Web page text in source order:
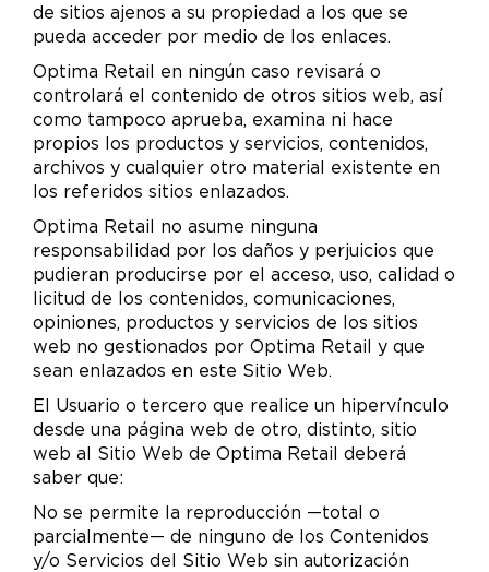
de sitios ajenos a su propiedad a los que se
pueda acceder por medio de los enlaces.
Optima Retail en ningún caso revisará o
controlará el contenido de otros sitios web, así
como tampoco aprueba, examina ni hace
propios los productos y servicios, contenidos,
archivos y cualquier otro material existente en
los referidos sitios enlazados.
Optima Retail no asume ninguna
responsabilidad por los daños y perjuicios que
pudieran producirse por el acceso, uso, calidad o
licitud de los contenidos, comunicaciones,
opiniones, productos y servicios de los sitios
web no gestionados por Optima Retail y que
sean enlazados en este Sitio Web.
El Usuario o tercero que realice un hipervínculo
desde una página web de otro, distinto, sitio
web al Sitio Web de Optima Retail deberá
saber que:
No se permite la reproducción —total o
parcialmente— de ninguno de los Contenidos
y/o Servicios del Sitio Web sin autorización